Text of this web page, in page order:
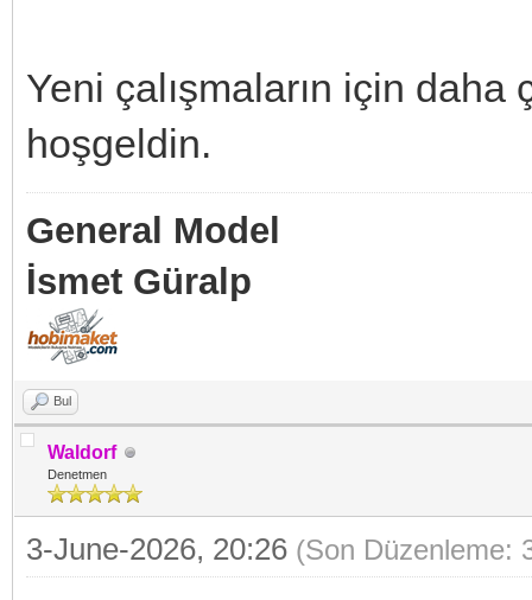
Yeni çalışmaların için
hoşgeldin.
General Model
İsmet Güralp
Bul
Waldorf
Denetmen
3-June-2026, 20:26 (Son Düzenleme: